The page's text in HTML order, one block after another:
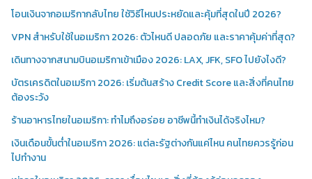
โอนเงินจากอเมริกากลับไทย ใช้วิธีไหนประหยัดและคุ้มที่สุดในปี 2026?
VPN สำหรับใช้ในอเมริกา 2026: ตัวไหนดี ปลอดภัย และราคาคุ้มค่าที่สุด?
เดินทางจากสนามบินอเมริกาเข้าเมือง 2026: LAX, JFK, SFO ไปยังไงดี?
บัตรเครดิตในอเมริกา 2026: เริ่มต้นสร้าง Credit Score และสิ่งที่คนไทย
ต้องระวัง
ร้านอาหารไทยในอเมริกา: ทำไมถึงอร่อย อาชีพนี้ทำเงินได้จริงไหม?
เงินเดือนขั้นต่ำในอเมริกา 2026: แต่ละรัฐต่างกันแค่ไหน คนไทยควรรู้ก่อน
ไปทำงาน